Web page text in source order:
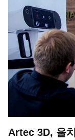
Artec 3D, 울